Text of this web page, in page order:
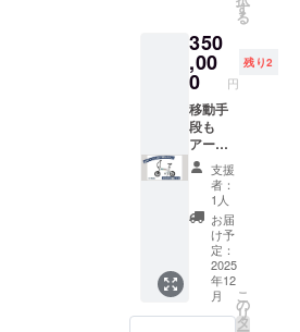
限】
2025年
9月1日
から
2026年
8月末ま
で
記入く
い。 ※
個人の
方は
「お名
前の
み」、
法人の
方は
「会社
名（ロ
ゴ掲載
可）」
にて統
一させ
ていた
だきま
NO
GATE」
壁面に
お名前
掲載
（希望
者の
み・匿
名可）
【注意
事項】
ご支援
の際
は、必
ず備考
欄に掲
載を希
望され
和歌山
とが、
企業・
団体・
個人の
お客様
それぞ
れの個
性に合
わせた
オリジ
ナルパ
ターン
を作成
いたし
ます。
世界に
一つだ
す
る
350
,00
0 円
残り2
移動手
段も
アート
に。見
た目も
機能も
楽しみ
たい方
へ。和
歌山
ふぉん
とのデ
ザイン
支援
者：
1人
お届
け予
定：
2025
年12
月
こ
の
リ
タ